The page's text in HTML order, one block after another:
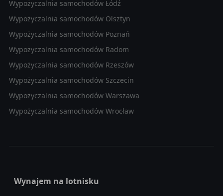
Wypożyczalnia samochodów Łódź
Wypożyczalnia samochodów Olsztyn
Wypożyczalnia samochodów Poznań
Wypożyczalnia samochodów Radom
Wypożyczalnia samochodów Rzeszów
Wypożyczalnia samochodów Szczecin
Wypożyczalnia samochodów Warszawa
Wypożyczalnia samochodów Wrocław
Wynajem na lotnisku